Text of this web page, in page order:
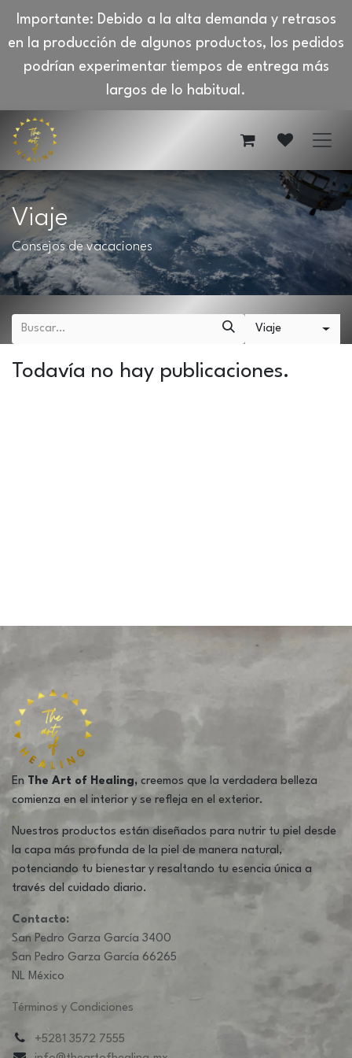
Importante: Debido a la alta demanda y retrasos
en la producción de algunos productos, los pedidos
podrían experimentar tiempos de entrega más
largos de lo habitual.
Ir al contenido
Viaje
Consejos de vacaciones
Viaje
Todavía no hay publicaciones.
En The Art of Healing, creemos que la verdadera belleza
comienza en el interior y se refleja en el exterior.
Nuestros productos están diseñados para nutrir tu piel desde
la capa más profunda de la piel de manera natural,
potenciando tu bienestar y resaltando tu esencia única a
través del cuidado diario.
Contacto:
San Pedro Garza García 3400
San Pedro Garza García 66265
NL México
Términos y Condiciones
+5281 3572 7555